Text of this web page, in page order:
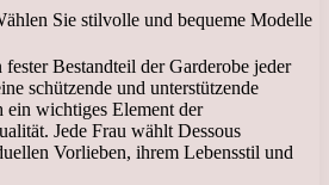
Bestandteil der Garderobe jeder
schützende und unterstützende
ein wichtiges Element der
Jede Frau wählt Dessous
Vorlieben, ihrem Lebensstil und